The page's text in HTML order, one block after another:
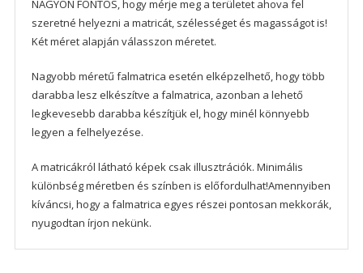
NAGYON FONTOS, hogy mérje meg a területet ahova fel
szeretné helyezni a matricát, szélességet és magasságot is!
Két méret alapján válasszon méretet.
Nagyobb méretű falmatrica esetén elképzelhető, hogy több
darabba lesz elkészítve a falmatrica, azonban a lehető
legkevesebb darabba készítjük el, hogy minél könnyebb
legyen a felhelyezése.
A matricákról látható képek csak illusztrációk. Minimális
különbség méretben és színben is előfordulhat!Amennyiben
kíváncsi, hogy a falmatrica egyes részei pontosan mekkorák,
nyugodtan írjon nekünk.